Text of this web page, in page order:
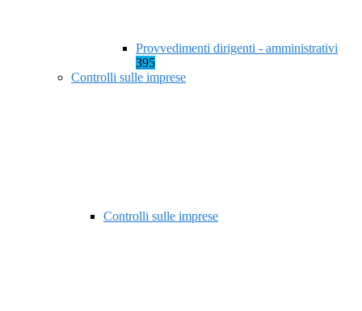
Provvedimenti dirigenti - amministrativi
395
Controlli sulle imprese
Controlli sulle imprese